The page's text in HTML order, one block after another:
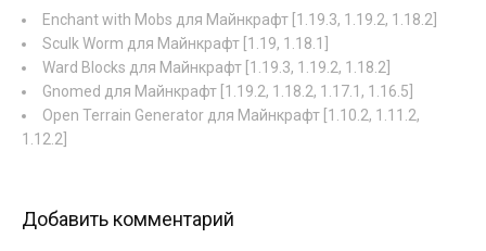
Enchant with Mobs для Майнкрафт [1.19.3, 1.19.2, 1.18.2]
Sculk Worm для Майнкрафт [1.19, 1.18.1]
Ward Blocks для Майнкрафт [1.19.3, 1.19.2, 1.18.2]
Gnomed для Майнкрафт [1.19.2, 1.18.2, 1.17.1, 1.16.5]
Open Terrain Generator для Майнкрафт [1.10.2, 1.11.2,
1.12.2]
Добавить комментарий